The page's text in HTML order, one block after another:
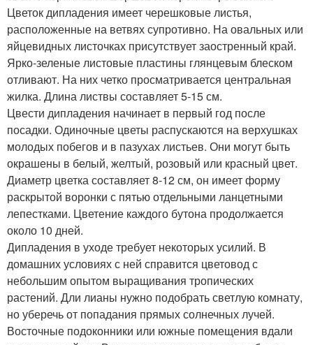
Цветок дипладения имеет черешковые листья,
расположенные на ветвях супротивно. На овальных или
яйцевидных листочках присутствует заостренный край.
Ярко-зеленые листовые пластины глянцевым блеском
отливают. На них четко просматривается центральная
жилка. Длина листвы составляет 5-15 см.
Цвести дипладения начинает в первый год после
посадки. Одиночные цветы распускаются на верхушках
молодых побегов и в пазухах листьев. Они могут быть
окрашены в белый, желтый, розовый или красный цвет.
Диаметр цветка составляет 8-12 см, он имеет форму
раскрытой воронки с пятью отдельными ланцетными
лепестками. Цветение каждого бутона продолжается
около 10 дней.
Дипладения в уходе требует некоторых усилий. В
домашних условиях с ней справится цветовод с
небольшим опытом выращивания тропических
растений. Дли лианы нужно подобрать светлую комнату,
но уберечь от попадания прямых солнечных лучей.
Восточные подоконники или южные помещения вдали